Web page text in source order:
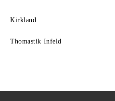
Kirkland
Thomastik Infeld